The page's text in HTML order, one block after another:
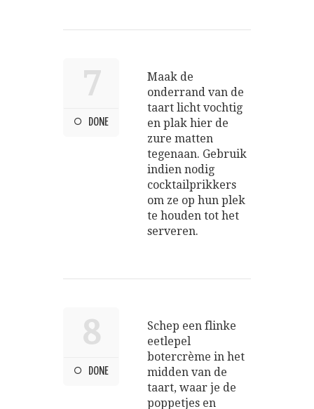
7
DONE
Maak de
onderrand van de
taart licht vochtig
en plak hier de
zure matten
tegenaan. Gebruik
indien nodig
cocktailprikkers
om ze op hun plek
te houden tot het
serveren.
8
DONE
Schep een flinke
eetlepel
botercrème in het
midden van de
taart, waar je de
poppetjes en